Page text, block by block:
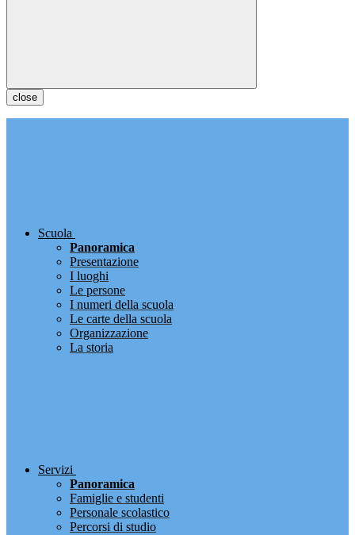
close
Scuola
Panoramica
Presentazione
I luoghi
Le persone
I numeri della scuola
Le carte della scuola
Organizzazione
La storia
Servizi
Panoramica
Famiglie e studenti
Personale scolastico
Percorsi di studio